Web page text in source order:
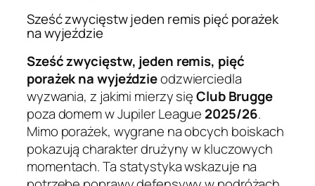
Sześć zwycięstw jeden remis pięć porażek
na wyjeździe
Sześć zwycięstw, jeden remis, pięć
porażek na wyjeździeodzwierciedla
wyzwania, z jakimi mierzy sięClub Brugge
poza domem w Jupiler League 2025/26.
Mimo porażek, wygrane na obcych boiskach
pokazują charakter drużyny w kluczowych
momentach. Ta statystyka wskazuje na